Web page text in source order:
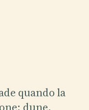
quando la
dune,